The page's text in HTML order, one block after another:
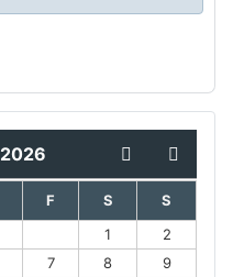
2026
F S
S
1
2
7 8
9